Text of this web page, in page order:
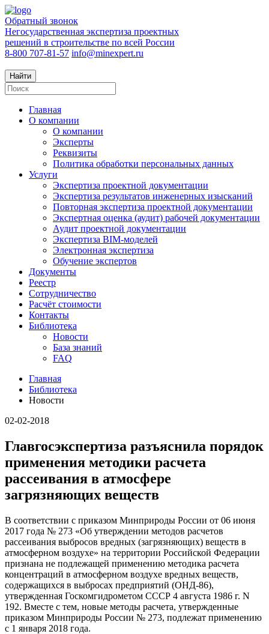
Обратный звонок
Негосударственная экспертиза проектных
решений в строительстве по всей России
8-800 707-81-57 info@minexpert.ru
Найти
Главная
О компании
О компании
Эксперты
Реквизиты
Политика обработки персональных данных
Услуги
Экспертиза проектной документации
Экспертиза результатов инженерных изысканий
Повторная экспертиза проектной документации
Экспертная оценка (аудит) рабочей документации
Аудит проектной документации
Экспертиза BIM-моделей
Электронная экспертиза
Обучение экспертов
Документы
Реестр
Сотрудничество
Расчёт стоимости
Контакты
Библиотека
Новости
База знаний
FAQ
Главная
Библиотека
Новости
02-02-2018
Главгосэкспертиза разъяснила порядок
применения методики расчета
рассеивания в атмосфере
загрязняющих веществ
В соответствии с приказом Минприроды России от 06 июня
2017 года № 273 «Об утверждении методов расчетов
рассеивания выбросов вредных (загрязняющих) веществ в
атмосферном воздухе» на территории Российской Федерации
признана не подлежащей применению методика расчета
концентраций в атмосферном воздухе вредных веществ,
содержащихся в выбросах предприятий (ОНД-86),
утвержденная Госкомгидрометом СССР 4 августа 1986 г. N
192. Вместе с тем, новые методы расчета, утвержденные
приказом Минприроды России № 273, подлежат применению
с 1 января 2018 года.